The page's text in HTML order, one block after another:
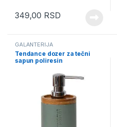
349,00 RSD
GALANTERIJA
Tendance dozer za tečni
sapun poliresin